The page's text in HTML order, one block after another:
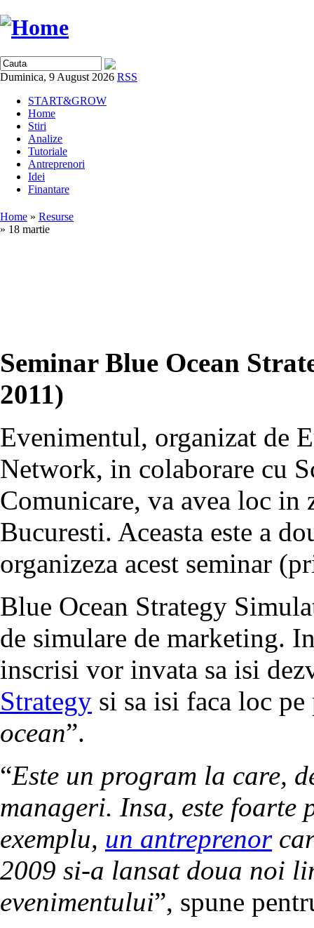
Duminica, 9 August 2026 RSS
START&GROW
Home
Stiri
Analize
Tutoriale
Antreprenori
Idei
Finantare
Home » Resurse
» 18 martie
Seminar Blue Ocean
2011)
Evenimentul, organizat de
Network, in colaborare cu
Comunicare, va avea loc
Bucuresti. Aceasta este a
organizeza acest seminar
Blue Ocean Strategy
de simulare de marketing.
inscrisi vor invata sa isi
Strategy si sa isi faca loc
ocean”.
“Este un program la care,
manageri. Insa, este
exemplu, un antreprenor
2009 si-a lansat doua noi
evenimentului”, spune